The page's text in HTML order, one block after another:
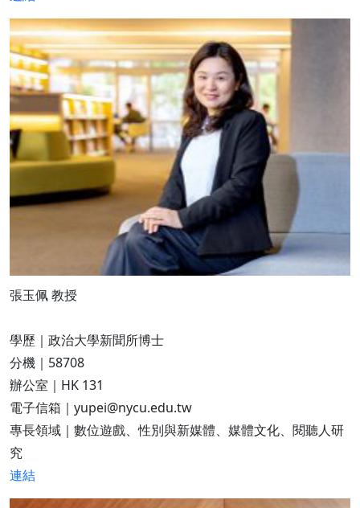
張玉佩 教授
學歷｜政治大學新聞所博士
分機｜58708
辦公室｜HK 131
電子信箱｜yupei@nycu.edu.tw
專長領域｜數位遊戲、性別與新媒體、媒體文化、閱聽人研
究
連結